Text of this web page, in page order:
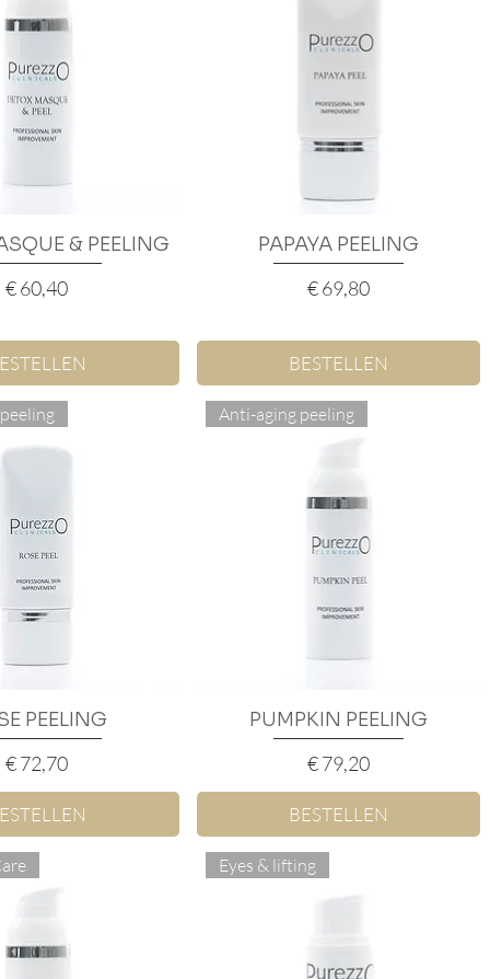
overzicht& PEELING
Prijs
€ 60,40
Snel overzicht
PAPAYA PEELING
Prijs
€ 69,80
BESTELLEN
overzicht
PEELING
Prijs
€ 72,70
Snel overzicht
Anti-aging peeling
PUMPKIN PEELING
Prijs
€ 79,20
BESTELLEN
Eyes & lifting